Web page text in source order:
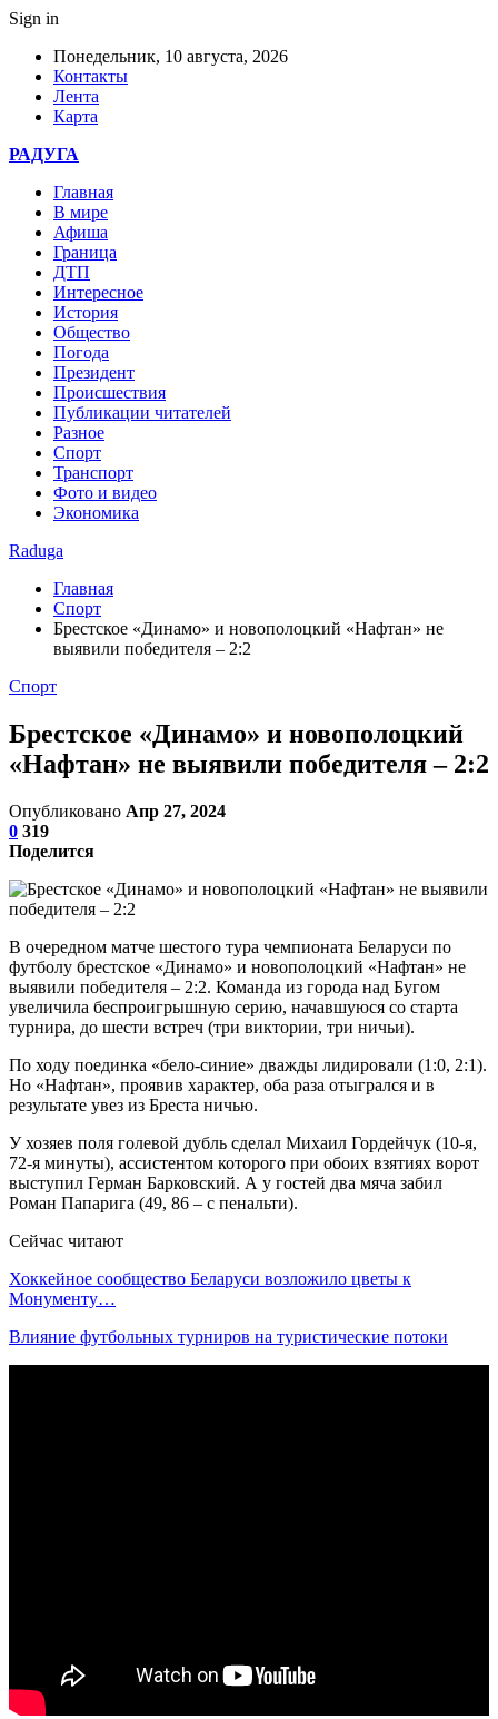
Sign in
Понедельник, 10 августа, 2026
Контакты
Лента
Карта
РАДУГА
Главная
В мире
Афиша
Граница
ДТП
Интересное
История
Общество
Погода
Президент
Происшествия
Публикации читателей
Разное
Спорт
Транспорт
Фото и видео
Экономика
Raduga
Главная
Спорт
Брестское «Динамо» и новополоцкий «Нафтан» не
выявили победителя – 2:2
Спорт
Брестское «Динамо» и новополоцкий
«Нафтан» не выявили победителя – 2:2
Опубликовано Апр 27, 2024
0 319
Поделится
В очередном матче шестого тура чемпионата Беларуси по
футболу брестское «Динамо» и новополоцкий «Нафтан» не
выявили победителя – 2:2. Команда из города над Бугом
увеличила беспроигрышную серию, начавшуюся со старта
турнира, до шести встреч (три виктории, три ничьи).
По ходу поединка «бело-синие» дважды лидировали (1:0, 2:1).
Но «Нафтан», проявив характер, оба раза отыгрался и в
результате увез из Бреста ничью.
У хозяев поля голевой дубль сделал Михаил Гордейчук (10-я,
72-я минуты), ассистентом которого при обоих взятиях ворот
выступил Герман Барковский. А у гостей два мяча забил
Роман Папарига (49, 86 – с пенальти).
Сейчас читают
Хоккейное сообщество Беларуси возложило цветы к
Монументу…
Влияние футбольных турниров на туристические потоки